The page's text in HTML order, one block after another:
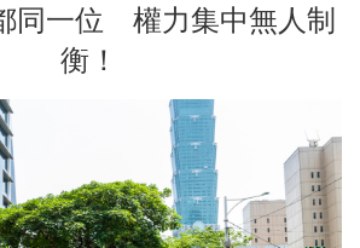
同一位 權力集中無人制
衡！